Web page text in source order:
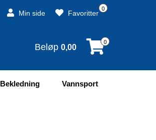
Min side
0
Favoritter
Beløp 0,00
0
Bekledning Vannsport